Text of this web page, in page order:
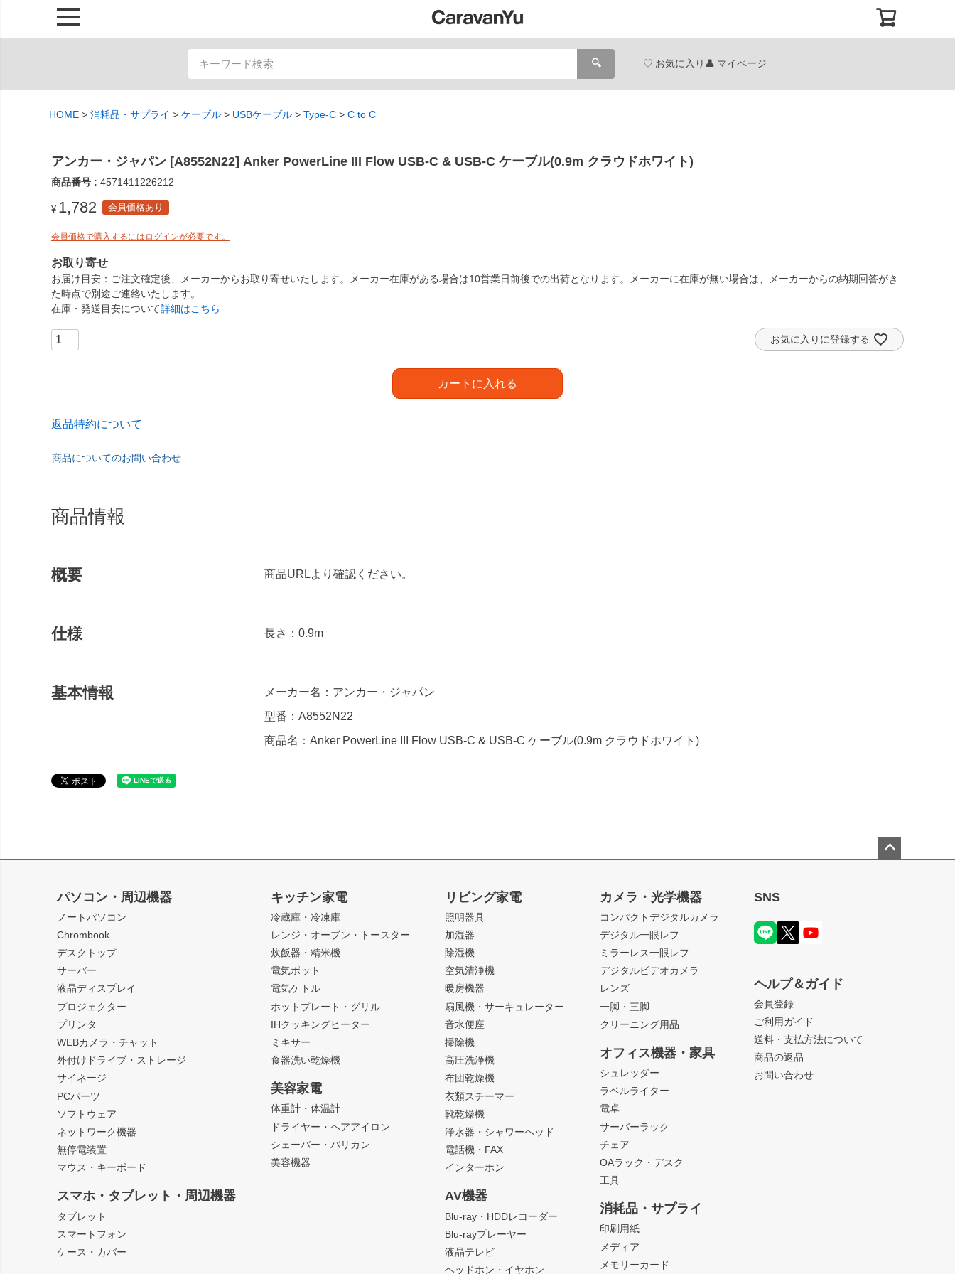
🔍 お気に入り マイページ
HOME 消耗品・サプライ ケーブル USBケーブル Type-C C to C
アンカー・ジャパン [A8552N22] Anker PowerLine III Flow USB-C & USB-C ケーブル(0.9m クラウドホワイト)
商品番号 4571411226212
¥ 1,782 会員価格あり
会員価格で購入するにはログインが必要です。
お取り寄せ
お届け目安
ご注文確定後、メーカーからお取り寄せいたします。メーカー在庫がある場合は10営業日前後での出荷となります。メーカーに在庫が無い場合は、メーカーからの納期回答がき
た時点で別途ご連絡いたします。
在庫・発送目安について詳細はこちら
お気に入りに登録する
カートに入れる
返品特約について
商品についてのお問い合わせ
商品情報
概要 商品URLより確認ください。
仕様 長さ：0.9m
基本情報
メーカー名：アンカー・ジャパン
型番：A8552N22
商品名：Anker PowerLine III Flow USB-C & USB-C ケーブル(0.9m クラウドホワイト)
パソコン・周辺機器
ノートパソコン
Chrombook
デスクトップ
サーバー
液晶ディスプレイ
プロジェクター
プリンタ
WEBカメラ・チャット
外付けドライブ・ストレージ
サイネージ
PCパーツ
ソフトウェア
ネットワーク機器
無停電装置
マウス・キーボード
スマホ・タブレット・周辺機器
タブレット
スマートフォン
ケース・カバー
キッチン家電
冷蔵庫・冷凍庫
レンジ・オーブン・トースター
炊飯器・精米機
電気ポット
電気ケトル
ホットプレート・グリル
IHクッキングヒーター
ミキサー
食器洗い乾燥機
美容家電
体重計・体温計
ドライヤー・ヘアアイロン
シェーバー・バリカン
美容機器
リビング家電
照明器具
加湿器
除湿機
空気清浄機
暖房機器
扇風機・サーキュレーター
音水便座
掃除機
高圧洗浄機
布団乾燥機
衣類スチーマー
靴乾燥機
浄水器・シャワーヘッド
電話機・FAX
インターホン
AV機器
Blu-ray・HDDレコーダー
Blu-rayプレーヤー
液晶テレビ
ヘッドホン・イヤホン
カメラ・光学機器
コンパクトデジタルカメラ
デジタル一眼レフ
ミラーレス一眼レフ
デジタルビデオカメラ
レンズ
一脚・三脚
クリーニング用品
オフィス機器・家具
シュレッダー
ラベルライター
電卓
サーバーラック
チェア
OAラック・デスク
工具
消耗品・サプライ
印刷用紙
メディア
メモリーカード
SNS
ヘルプ＆ガイド
会員登録
ご利用ガイド
送料・支払方法について
商品の返品
お問い合わせ